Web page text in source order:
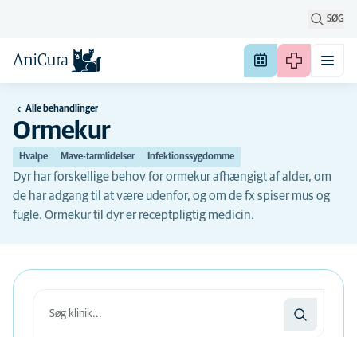
SØG
Alle behandlinger
Ormekur
Hvalpe Mave-tarmlidelser Infektionssygdomme
Dyr har forskellige behov for ormekur afhængigt af alder, om
de har adgang til at være udenfor, og om de fx spiser mus og
fugle. Ormekur til dyr er receptpligtig medicin.